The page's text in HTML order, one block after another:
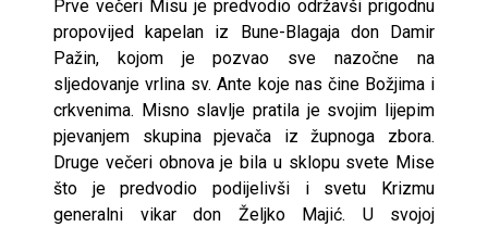
Prve večeri Misu je predvodio održavši prigodnu
propovijed kapelan iz Bune-Blagaja don Damir
Pažin, kojom je pozvao sve nazočne na
sljedovanje vrlina sv. Ante koje nas čine Božjima i
crkvenima. Misno slavlje pratila je svojim lijepim
pjevanjem skupina pjevača iz župnoga zbora.
Druge večeri obnova je bila u sklopu svete Mise
što je predvodio podijelivši i svetu Krizmu
generalni vikar don Željko Majić. U svojoj